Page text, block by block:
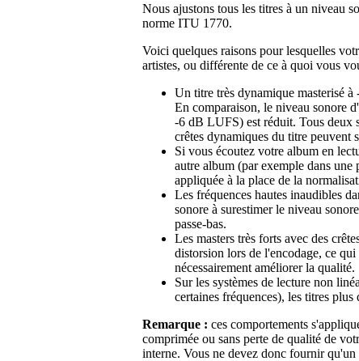
Nous ajustons tous les titres à un niveau
norme ITU 1770.
Voici quelques raisons pour lesquelles
artistes, ou différente de ce à quoi vous
Un titre très dynamique masterisé
En comparaison, le niveau sonore
-6 dB LUFS) est réduit. Tous deux
crêtes dynamiques du titre peuvent
Si vous écoutez votre album en
autre album (par exemple dans
appliquée à la place de la
Les fréquences hautes inaudibles
sonore à surestimer le niveau
passe-bas.
Les masters très forts avec des
distorsion lors de l'encodage, ce
nécessairement améliorer la qualité.
Sur les systèmes de lecture non
certaines fréquences), les titres
Remarque : ces comportements
comprimée ou sans perte de qualité de
interne. Vous ne devez donc fournir qu'un